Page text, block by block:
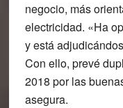
negocio, más
electricidad. «Ha
y está
Con ello, prevé
2018 por las
asegura.